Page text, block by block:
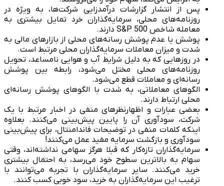
پس از انتشار گزارشات درآمدزایی شرکت‌ها، به ویژه در
روزنامه‌های محلی، سرمایه‌گذاران خرد تمایل بیشتری به
معامله شاخص S&P 500 دارند.
پوشش یا عدم پوشش رسانه‌های محلی از بازارهای مالی به
شدت و میزان معاملات سرمایه‌گذاران محلی مرتبط است.
در روزهایی که به دلیل شرایط آب و هوایی نامساعد، تحویل
روزنامه‌های محلی مختل می‌شود، رابطه بین پوشش
رسانه‌ای و معاملات قطع می‌شود.
الگوهای معاملاتی، به شدت با الگوهای پوشش رسانه‌ای
محلی ارتباط دارند.
بعضی عبارات و اظهارنظرهای منفی در اخبار مرتبط با یک
شرکت‌، سودآوری آن را پایین پیش‌بینی می‌کنند. بعلاوه
اینکه کلمات منفی در توضیحات فاندامنتال، برای پیش‌بینی
سودآوری و بازگشت سرمایه مفید عمل می‌کنند!
سرمایه‌گذاران تازه‌کار که قبلا هرگز سهامی نداشته‌اند، وقتی
سهام به بالاترین سطوح خود می‌رسد، به احتمال بیشتری
خرید می‌کنند. سایر سرمایه‌گذاران با تجربه می‌توانند با
ترغیب این سرمایه‌گذاران به خرید، سود خوبی کسب کنند.